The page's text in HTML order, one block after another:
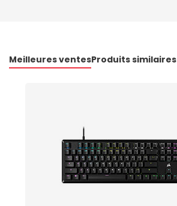
Meilleures ventesProduits similaires